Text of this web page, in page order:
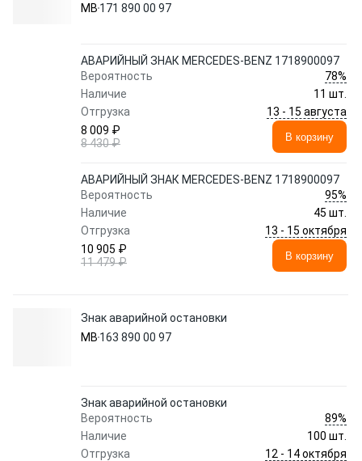
MB 171 890 00 97
АВАРИЙНЫЙ ЗНАК MERCEDES-BENZ 1718900097
Вероятность
78%
Наличие
11 шт.
Отгрузка
13 - 15 августа
8 009 ₽
8 430 ₽
В корзину
АВАРИЙНЫЙ ЗНАК MERCEDES-BENZ 1718900097
Вероятность
95%
Наличие
45 шт.
Отгрузка
13 - 15 октября
10 905 ₽
11 479 ₽
В корзину
Знак аварийной остановки
MB 163 890 00 97
Знак аварийной остановки
Вероятность
89%
Наличие
100 шт.
Отгрузка
12 - 14 октября